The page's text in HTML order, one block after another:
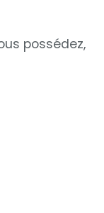
possédez,